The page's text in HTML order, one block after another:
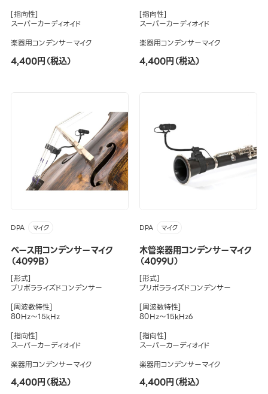
[指向性]
スーパーカーディオイド
楽器用コンデンサーマイク
4,400円（税込）
[指向性]
スーパーカーディオイド
楽器用コンデンサーマイク
4,400円（税込）
DPA マイク
ベース用コンデンサーマイク
（4099B）
[形式]
プリポラライズドコンデンサー
[周波数特性]
80Hz～15kHz
[指向性]
スーパーカーディオイド
楽器用コンデンサーマイク
4,400円（税込）
DPA マイク
木管楽器用コンデンサーマイク
（4099U）
[形式]
プリポラライズドコンデンサー
[周波数特性]
80Hz～15kHz6
[指向性]
スーパーカーディオイド
楽器用コンデンサーマイク
4,400円（税込）